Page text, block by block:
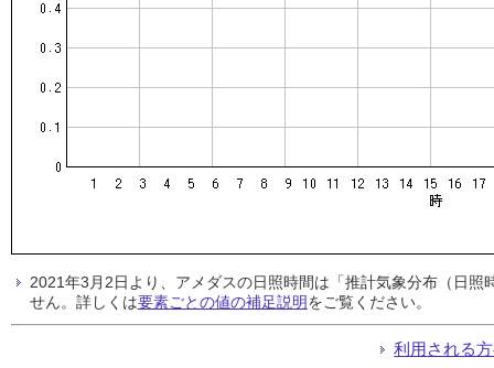
2021年3月2日より、アメダスの日照時間は「推計気象分布（日
せん。詳しくは要素ごとの値の補足説明をご覧ください。
利用される